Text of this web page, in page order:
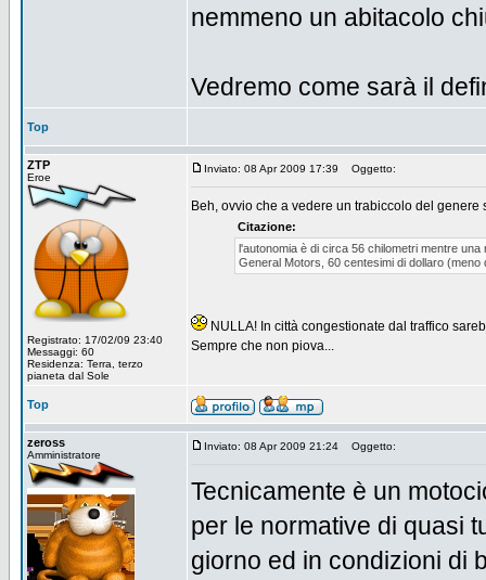
nemmeno un abitacolo
Vedremo come sarà il
Top
ZTP
Eroe
Registrato: 17/02/09 23:40
Messaggi: 60
Residenza: Terra, terzo
pianeta dal Sole
Inviato: 08 Apr 2009 17:39 Oggetto:
Beh, ovvio che a vedere un trabiccolo del genere
Citazione:
l'autonomia è di circa 56 chilometri mentre
General Motors, 60 centesimi di dollaro (meno
NULLA! In città congestionate dal traffico
Sempre che non piova...
Top
zeross
Amministratore
Inviato: 08 Apr 2009 21:24 Oggetto:
Tecnicamente è un
per le normative di quasi
giorno ed in condizioni di